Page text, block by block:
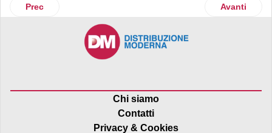
Articolo precedente: Firmato accordo Ue-Cina sulle
Prec Articolo
Avanti
Chi siamo
Contatti
Privacy & Cookies